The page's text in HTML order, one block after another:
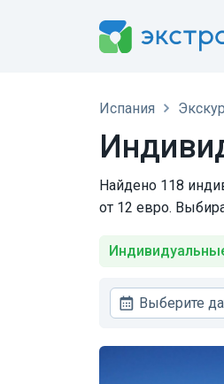
Испания
Найдено 118
от 12 евро.
Выберите